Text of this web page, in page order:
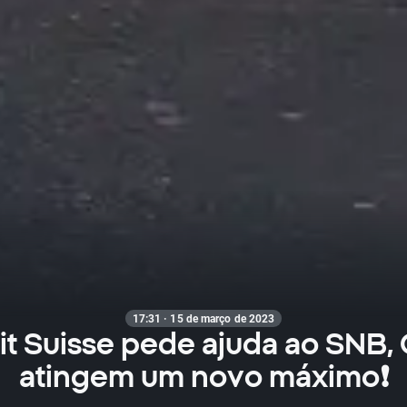
17:31 · 15 de março de 2023
Suisse pede ajuda ao SNB,
atingem um novo máximo❗